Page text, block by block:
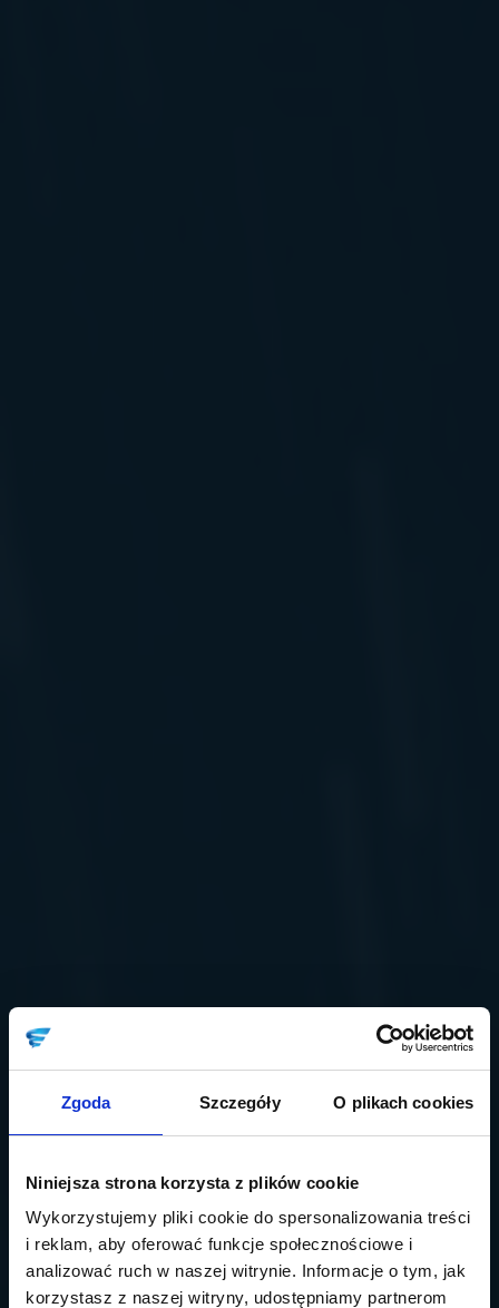
Zgoda Szczegóły O plikach cookies
Niniejsza strona korzysta z plików cookie
Wykorzystujemy pliki cookie do spersonalizowania treści
i reklam, aby oferować funkcje społecznościowe i
analizować ruch w naszej witrynie. Informacje o tym, jak
korzystasz z naszej witryny, udostępniamy partnerom